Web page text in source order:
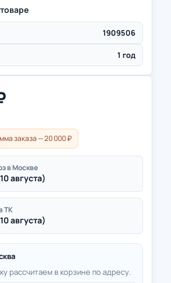
1909506
1 год
заказа — 20 000 ₽
в Москве
августа)
ТК
августа)
рассчитаем в корзине по адресу.